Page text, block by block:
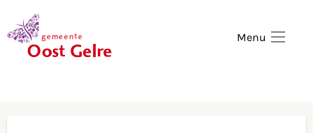
Menu